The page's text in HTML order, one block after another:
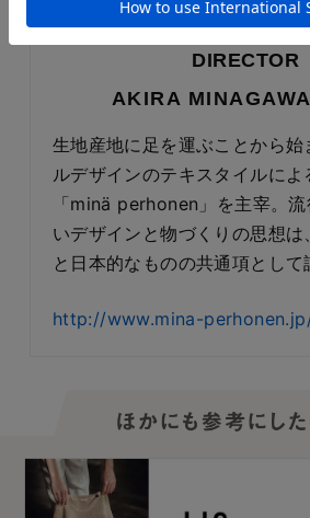
DIRECTOR
AKIRA MINAGAWA
生地産地に足を運ぶことから始
ルデザインのテキスタイルによ
「minä perhonen」を主宰。
いデザインと物づくりの思想
と日本的なものの共通項として
http://www.mina-